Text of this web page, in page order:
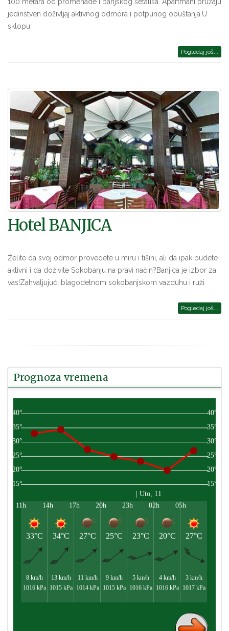
jedinstven doživljaj aktivnog odmora i potpunog opuštanja.U
sklopu
Pogledaj još...
Hotel BANJICA
Želite da svoj odmor provedete u miru i tišini, ali da ipak budete
aktivni i da doživite Sokobanju na pravi način?Banjica je izbor za
vas!Zahvaljujući blagodetnom sokobanjskom vazduhu i ruži
Pogledaj još...
Prognoza vremena